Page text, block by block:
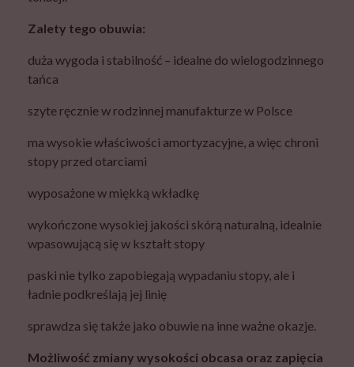
Zalety tego obuwia:
duża wygoda i stabilność – idealne do wielogodzinnego
tańca
szyte ręcznie w rodzinnej manufakturze w Polsce
ma wysokie właściwości amortyzacyjne, a więc chroni
stopy przed otarciami
wyposażone w miękką wkładkę
wykończone wysokiej jakości skórą naturalną, idealnie
wpasowującą się w kształt stopy
paski nie tylko zapobiegają wypadaniu stopy, ale i
ładnie podkreślają jej linię
sprawdza się także jako obuwie na inne ważne okazje.
Możliwość zmiany wysokości obcasa oraz zapięcia